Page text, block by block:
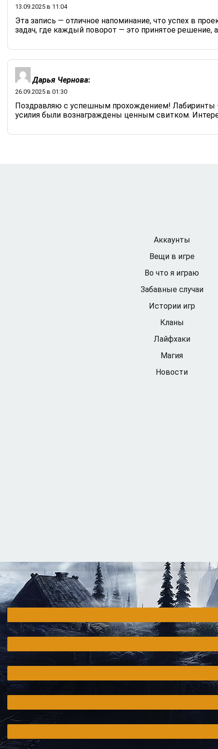
13.09.2025 в 11:04
Эта запись — отличное напоминание, что успех в
задач, где каждый поворот — это принятое
Дарья Чернова:
26.09.2025 в 01:30
Поздравляю с успешным прохождением! Лабиринты —
усилия были вознаграждены ценным свитком.
Аккаунты
Вещи в игре
Во что я играю
Забавные случаи
Истории игр
Кланы
Лайфхаки
Магия
Новости